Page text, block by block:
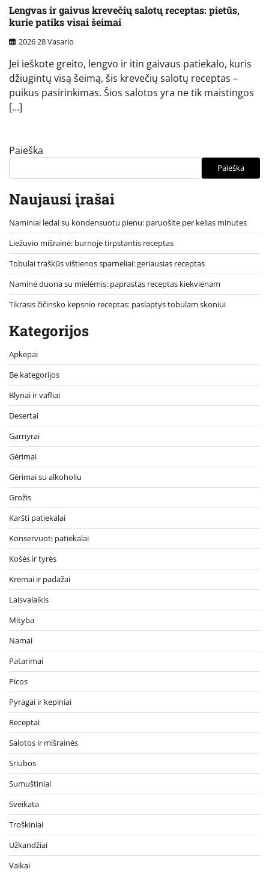
Lengvas ir gaivus krevečių salotų receptas: pietūs,
kurie patiks visai šeimai
2026 28 Vasario
Jei ieškote greito, lengvo ir itin gaivaus patiekalo, kuris
džiugintų visą šeimą, šis krevečių salotų receptas –
puikus pasirinkimas. Šios salotos yra ne tik maistingos
[…]
Paieška
Paieška
Naujausi įrašai
Naminiai ledai su kondensuotu pienu: paruošite per kelias minutes
Liežuvio mišrainė: burnoje tirpstantis receptas
Tobulai traškūs vištienos sparneliai: geriausias receptas
Naminė duona su mielėmis: paprastas receptas kiekvienam
Tikrasis čičinsko kepsnio receptas: paslaptys tobulam skoniui
Kategorijos
Apkepai
Be kategorijos
Blynai ir vafliai
Desertai
Garnyrai
Gėrimai
Gėrimai su alkoholiu
Grožis
Karšti patiekalai
Konservuoti patiekalai
Košės ir tyrės
Kremai ir padažai
Laisvalaikis
Mityba
Namai
Patarimai
Picos
Pyragai ir kepiniai
Receptai
Salotos ir mišrainės
Sriubos
Sumuštiniai
Sveikata
Troškiniai
Užkandžiai
Vaikai